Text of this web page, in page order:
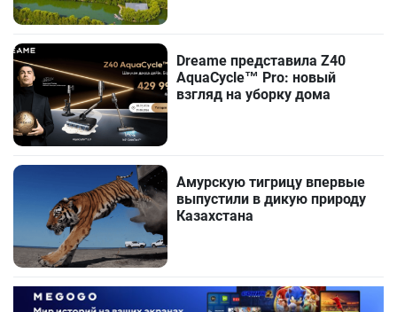
Dreame представила Z40
AquaCycle™ Pro: новый
взгляд на уборку дома
Амурскую тигрицу впервые
выпустили в дикую природу
Казахстана